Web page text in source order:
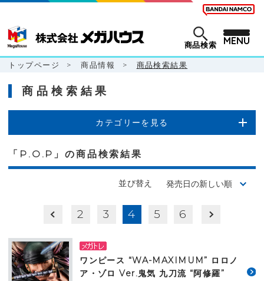
商品検索 MENU
トップページ > 商品情報 > 商品検索結果
商品検索結果
カテゴリーを見る
「P.O.P」の商品検索結果
並び替え
2 3 4 5 6
ワンピース “WA-MAXIMUM” ロロノ
ア・ゾロ Ver.鬼気 九刀流 “阿修羅”